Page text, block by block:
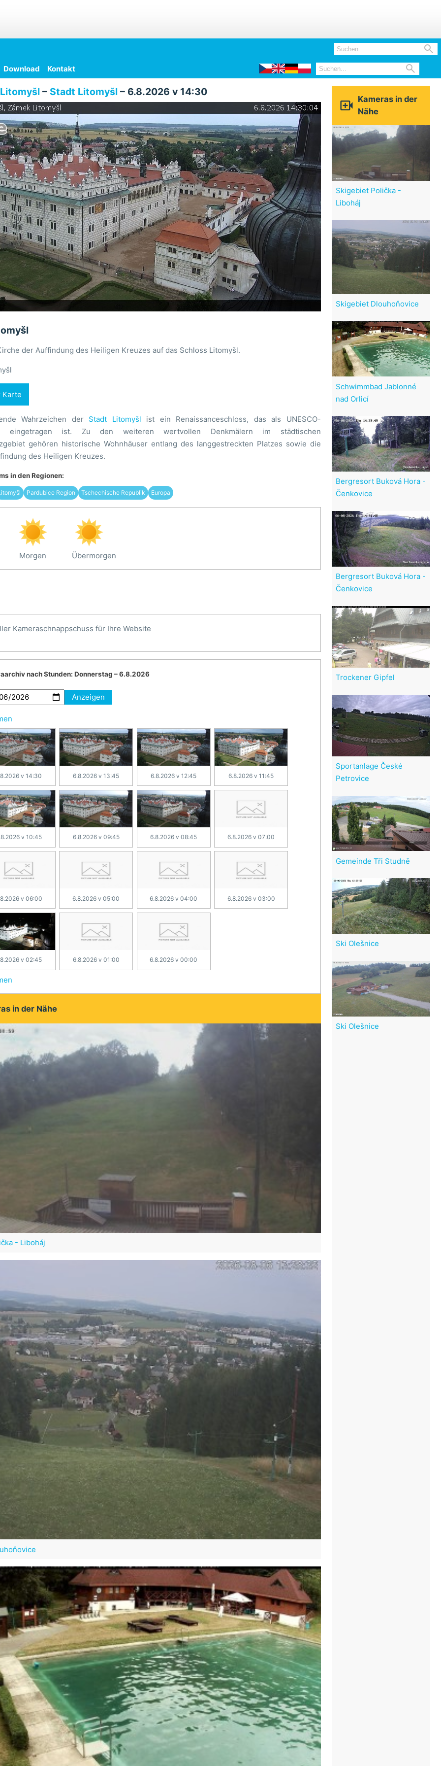

Download Kontakt 
Litomyšl– Stadt Litomyšl– 6.8.2026 v 14:30
der Auffindung des Heiligen Kreuzes auf das Schloss Litomyšl.
Karte
Wahrzeichen der Stadt Litomyšl ist ein Renaissanceschloss, das als UNESCO-
eingetragen ist. Zu den weiteren wertvollen Denkmälern im städtischen
gehören historische Wohnhäuser entlang des langgestreckten Platzes sowie die
des Heiligen Kreuzes.
in den Regionen:
Pardubice Region Tschechische Republik Europa
Morgen Übermorgen
Kameraschnappschuss für Ihre Website
nach Stunden: Donnerstag – 6.8.2026
Anzeigen
v 14:30 6.8.2026 v 13:45 6.8.2026 v 12:45 6.8.2026 v 11:45
v 10:45 6.8.2026 v 09:45 6.8.2026 v 08:45 6.8.2026 v 07:00
v 06:00 6.8.2026 v 05:00 6.8.2026 v 04:00 6.8.2026 v 03:00
v 02:45 6.8.2026 v 01:00 6.8.2026 v 00:00
in der Nähe
- Liboháj
 Kameras in der
Nähe
Skigebiet Polička -
Liboháj
Skigebiet Dlouhoňovice
Schwimmbad Jablonné
nad Orlicí
Bergresort Buková Hora -
Čenkovice
Bergresort Buková Hora -
Čenkovice
Trockener Gipfel
Sportanlage České
Petrovice
Gemeinde Tři Studně
Ski Olešnice
Ski Olešnice